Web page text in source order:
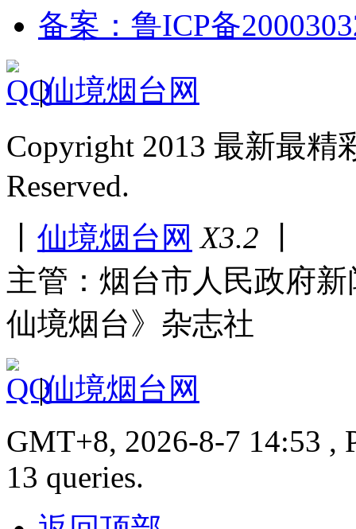
备案：鲁ICP备
|仙境烟台网
Copyright 2013 最新最
Reserved.
仙境烟台网 X3.2
主管：烟台市人民政府
仙境烟台》杂志社
|仙境烟台网
GMT+8, 2026-8-7 14:53 ,
13 queries.